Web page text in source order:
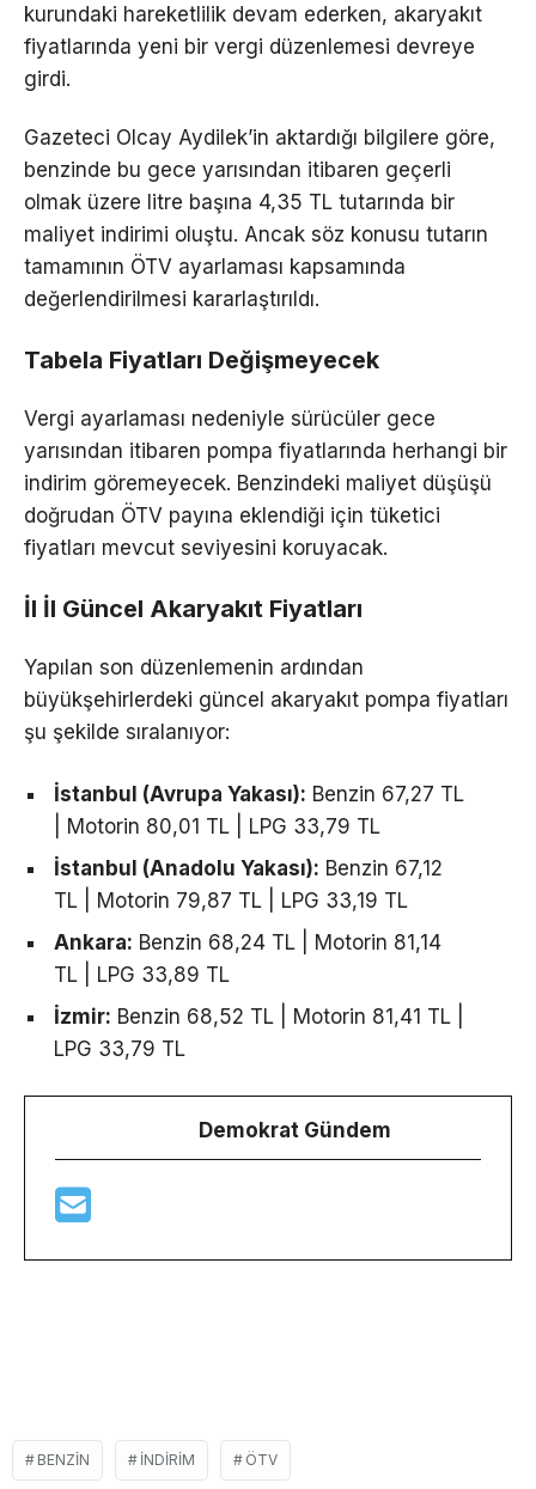
kurundaki hareketlilik devam ederken, akaryakıt
fiyatlarında yeni bir vergi düzenlemesi devreye
girdi.
Gazeteci Olcay Aydilek’in aktardığı bilgilere göre,
benzinde bu gece yarısından itibaren geçerli
olmak üzere litre başına 4,35 TL tutarında bir
maliyet indirimi oluştu. Ancak söz konusu tutarın
tamamının ÖTV ayarlaması kapsamında
değerlendirilmesi kararlaştırıldı.
Tabela Fiyatları Değişmeyecek
Vergi ayarlaması nedeniyle sürücüler gece
yarısından itibaren pompa fiyatlarında herhangi bir
indirim göremeyecek. Benzindeki maliyet düşüşü
doğrudan ÖTV payına eklendiği için tüketici
fiyatları mevcut seviyesini koruyacak.
İl İl Güncel Akaryakıt Fiyatları
Yapılan son düzenlemenin ardından
büyükşehirlerdeki güncel akaryakıt pompa fiyatları
şu şekilde sıralanıyor:
İstanbul (Avrupa Yakası): Benzin 67,27 TL
| Motorin 80,01 TL | LPG 33,79 TL
İstanbul (Anadolu Yakası): Benzin 67,12
TL | Motorin 79,87 TL | LPG 33,19 TL
Ankara: Benzin 68,24 TL | Motorin 81,14
TL | LPG 33,89 TL
İzmir: Benzin 68,52 TL | Motorin 81,41 TL |
LPG 33,79 TL
Demokrat Gündem
BENZIN INDIRIM ÖTV